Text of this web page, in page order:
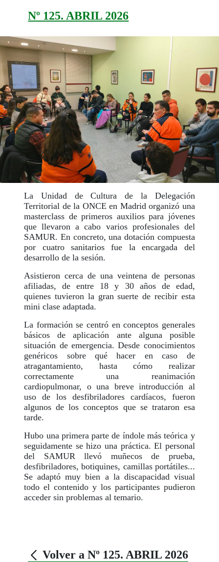
Nº 125. ABRIL 2026
La Unidad de Cultura de la Delegación
Territorial de la ONCE en Madrid organizó una
masterclass de primeros auxilios para jóvenes
que llevaron a cabo varios profesionales del
SAMUR. En concreto, una dotación compuesta
por cuatro sanitarios fue la encargada del
desarrollo de la sesión.
Asistieron cerca de una veintena de personas
afiliadas, de entre 18 y 30 años de edad,
quienes tuvieron la gran suerte de recibir esta
mini clase adaptada.
La formación se centró en conceptos generales
básicos de aplicación ante alguna posible
situación de emergencia. Desde conocimientos
genéricos sobre qué hacer en caso de
atragantamiento, hasta cómo realizar
correctamente una reanimación
cardiopulmonar, o una breve introducción al
uso de los desfibriladores cardíacos, fueron
algunos de los conceptos que se trataron esa
tarde.
Hubo una primera parte de índole más teórica y
seguidamente se hizo una práctica. El personal
del SAMUR llevó muñecos de prueba,
desfibriladores, botiquines, camillas portátiles...
Se adaptó muy bien a la discapacidad visual
todo el contenido y los participantes pudieron
acceder sin problemas al temario.
Volver a Nº 125. ABRIL 2026